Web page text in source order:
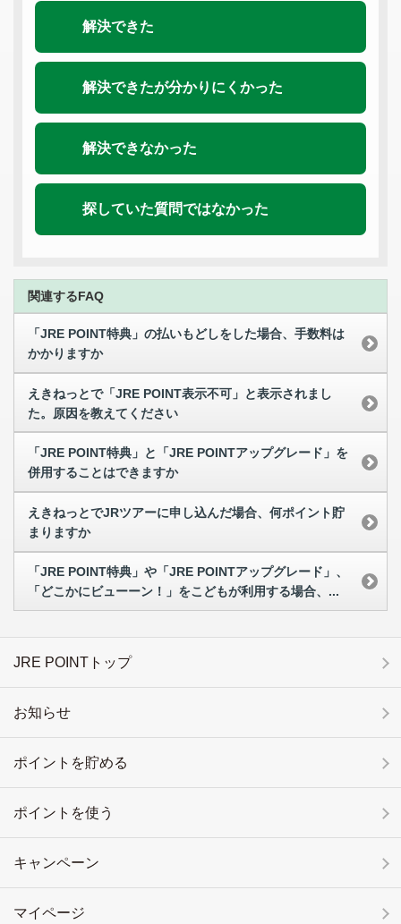
解決できた
解決できたが分かりにくかった
解決できなかった
探していた質問ではなかった
関連するFAQ
「JRE POINT特典」の払いもどしをした場合、手数料は
かかりますか
えきねっとで「JRE POINT表示不可」と表示されまし
た。原因を教えてください
「JRE POINT特典」と「JRE POINTアップグレード」を
併用することはできますか
えきねっとでJRツアーに申し込んだ場合、何ポイント貯
まりますか
「JRE POINT特典」や「JRE POINTアップグレード」、
「どこかにビューーン！」をこどもが利用する場合、...
JRE POINTトップ
お知らせ
ポイントを貯める
ポイントを使う
キャンペーン
マイページ